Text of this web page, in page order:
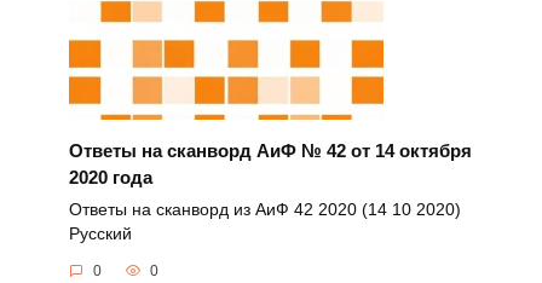
Ответы на сканворд АиФ № 42 от 14 октября
2020 года
Ответы на сканворд из АиФ 42 2020 (14 10 2020)
Русский
0 0